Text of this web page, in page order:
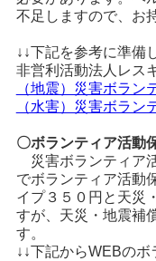
不足しますので、お
↓↓下記を参考に準備
非営利活動法人レス
（地震）災害ボラン
（水害）災害ボラン
〇ボランティア活動
災害ボランティア
でボランティア活動
イプ３５０円と天災
すが、天災・地震補
す。
↓↓下記からWEBのボ